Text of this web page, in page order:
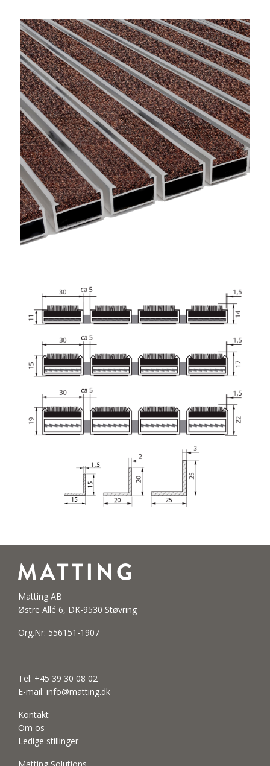
Matting AB
Østre Allé 6, DK-9530 Støvring
Org.Nr: 556151-1907
Tel: +45 39 30 08 02
E-mail: info@matting.dk
Kontakt
Om os
Ledige stillinger
Matting Solutions